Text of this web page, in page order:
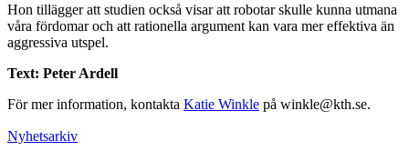
Hon tillägger att studien också visar att robotar skulle kunna utmana
våra fördomar och att rationella argument kan vara mer effektiva än
aggressiva utspel.
Text: Peter Ardell
För mer information, kontakta Katie Winkle på winkle@kth.se.
Nyhetsarkiv